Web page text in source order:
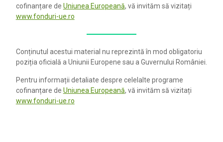
cofinanțare de Uniunea Europeană, vă invităm să vizitați
www.fonduri-ue.ro
Conținutul acestui material nu reprezintă în mod obligatoriu
poziția oficială a Uniunii Europene sau a Guvernului României.
Pentru informații detaliate despre celelalte programe
cofinanțare de Uniunea Europeană, vă invităm să vizitați
www.fonduri-ue.ro